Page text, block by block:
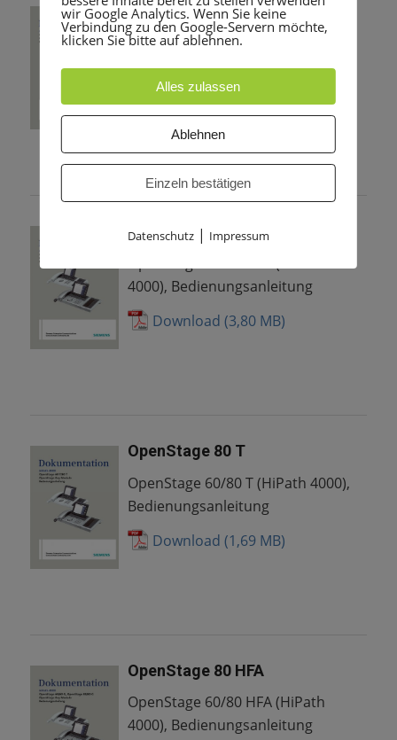
OpenStage 60 T
OpenStage 60/80 T (HiPath 4000),
Bedienungsanleitung
Download
OpenStage 60 HFA
4000), Bedienungsanleitung
Download
OpenStage 80 T
OpenStage 60/80 T (HiPath 4000),
Bedienungsanleitung
Download
OpenStage 80 HFA
OpenStage 60/80 HFA (HiPath
4000), Bedienungsanleitung
wir Google Analytics. Wenn Sie keine
Verbindung zu den Google-Servern möchte,
klicken Sie bitte auf ablehnen.
Alles zulassen
Ablehnen
Einzeln bestätigen
Datenschutz| Impressum